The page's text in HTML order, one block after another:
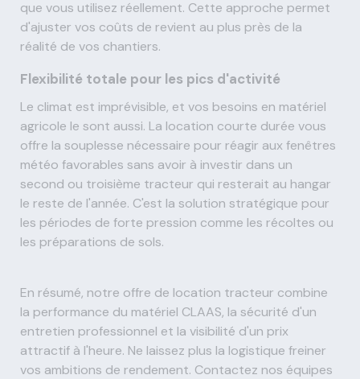
que vous utilisez réellement. Cette approche permet
d'ajuster vos coûts de revient au plus près de la
réalité de vos chantiers.
Flexibilité totale pour les pics d'activité
Le climat est imprévisible, et vos besoins en matériel
agricole le sont aussi. La location courte durée vous
offre la souplesse nécessaire pour réagir aux fenêtres
météo favorables sans avoir à investir dans un
second ou troisième tracteur qui resterait au hangar
le reste de l'année. C'est la solution stratégique pour
les périodes de forte pression comme les récoltes ou
les préparations de sols.
En résumé, notre offre de location tracteur combine
la performance du matériel CLAAS, la sécurité d'un
entretien professionnel et la visibilité d'un prix
attractif à l'heure. Ne laissez plus la logistique freiner
vos ambitions de rendement. Contactez nos équipes